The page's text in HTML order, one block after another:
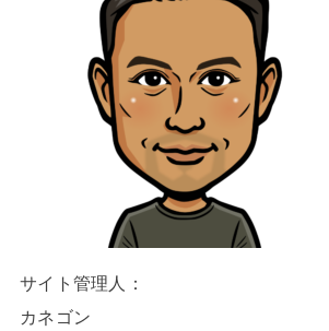
サイト管理人：
カネゴン